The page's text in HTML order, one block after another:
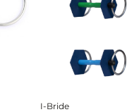
I-Bride